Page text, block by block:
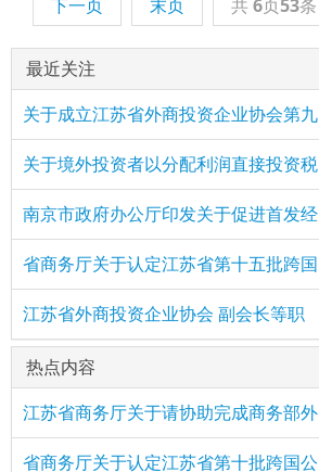
下一页
末页 共6页53条
最近关注
关于成立江苏省外商投资企业协会第九
关于境外投资者以分配利润直接投资税
南京市政府办公厅印发关于促进首发经
省商务厅关于认定江苏省第十五批跨国
江苏省外商投资企业协会 副会长等职
热点内容
江苏省商务厅关于请协助完成商务部外
省商务厅关于认定江苏省第十批跨国公